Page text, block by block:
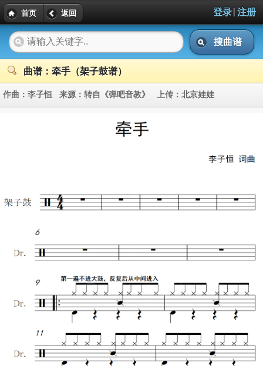
首页 返回 登录| 注册
搜曲谱
曲谱：牵手（架子鼓谱）
作曲： 李子恒 来源： 转自《弹吧音教》 上传： 北京娃娃